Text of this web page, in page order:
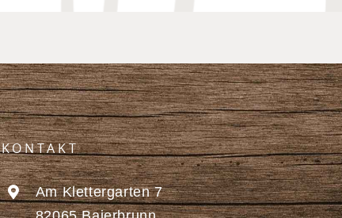
KONTAKT
Am Klettergarten 7